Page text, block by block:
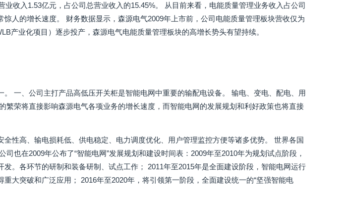
收入1.53亿元，占公司总营业收入的15.45%。 从目前来看，电能质量管理业务收入占公司
人的增长速度。 财务数据显示，森源电气2009年上市前，公司电能质量管理板块营收仅为
产业化项目）逐步投产，森源电气电能质量管理板块的高增长势头有望持续。
一、公司主打产品高低压开关柜是智能电网中重要的输配电设备。 输电、变电、配电、用
繁荣将直接影响森源电气各项业务的增长速度，而智能电网的发展规划和利好政策也将直接
性高、输电损耗低、供电稳定、电力调度优化、用户管理监控方便等诸多优势。 世界各国
也在2009年公布了“智能电网”发展规划和建设时间表：2009年至2010年为规划试点阶段，
。各环节的研制和装备研制、试点工作； 2011年至2015年是全面建设阶段，智能电网运行
大突破和广泛应用； 2016年至2020年，将引领第一阶段，全面建设统一的“坚强智能电